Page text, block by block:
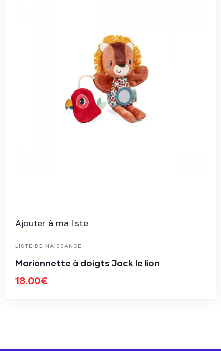
Ajouter à ma liste
LISTE DE NAISSANCE
Marionnette à doigts Jack le lion
18.00€